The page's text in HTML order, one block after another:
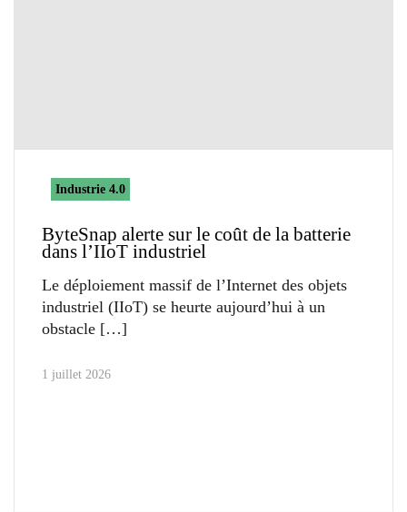
Industrie 4.0
ByteSnap alerte sur le coût de la batterie
dans l’IIoT industriel
Le déploiement massif de l’Internet des objets
industriel (IIoT) se heurte aujourd’hui à un
obstacle
1 juillet 2026